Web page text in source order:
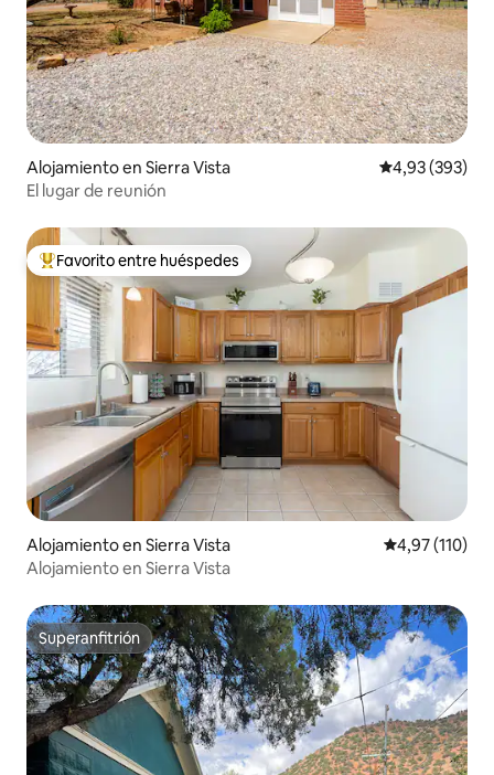
Alojamiento en Sierra Vista Calificación
4,93 (393)
El lugar de reunión
Favorito entre los huéspedes más destacados
Favorito entre huéspedes
Alojamiento en Sierra Vista Calificación
4,97 (110)
Alojamiento en Sierra Vista
Superanfitrión
Superanfitrión